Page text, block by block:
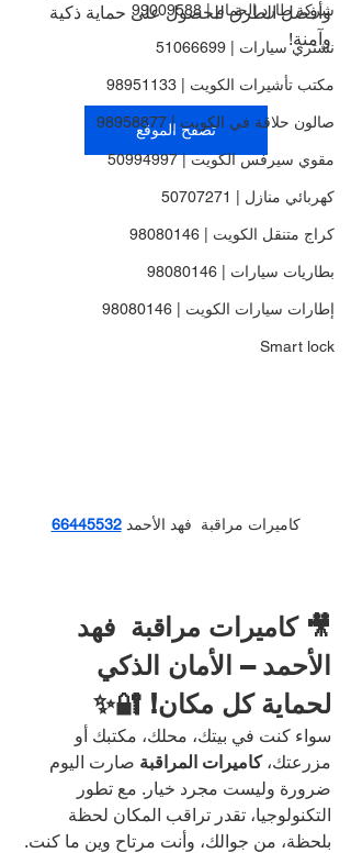
شركة طارد الحمام | 99009588
نشتري سيارات | 51066699
مكتب تأشيرات الكويت | 98951133
صالون حلاقة في الكويت | 98958877
مقوي سيرفس الكويت | 50994997
كهربائي منازل | 50707271
كراج متنقل الكويت | 98080146
بطاريات سيارات | 98080146
إطارات سيارات الكويت | 98080146
Smart lock
وأفضل الطرق للحصول على حماية ذكية
وآمنة!
تصفح الموقع
كاميرات مراقبة  فهد الأحمد 66445532
🎥 كاميرات مراقبة  فهد
الأحمد – الأمان الذكي
لحماية كل مكان! 🔐✨
سواء كنت في بيتك، محلك، مكتبك أو
مزرعتك، كاميرات المراقبة صارت اليوم
ضرورة وليست مجرد خيار. مع تطور
التكنولوجيا، تقدر تراقب المكان لحظة
بلحظة، من جوالك، وأنت مرتاح وين ما كنت.